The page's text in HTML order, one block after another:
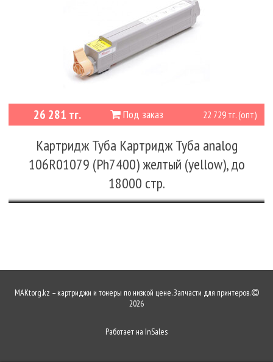
Под заказ
26 281 тг. 22 729 тг. (опт)
Картридж Туба Картридж Туба analog
106R01079 (Ph7400) желтый (yellow), до
18000 стр.
MAKtorg.kz – картриджи и тонеры по низкой цене. Запчасти для принтеров.
2026
Работает на InSales